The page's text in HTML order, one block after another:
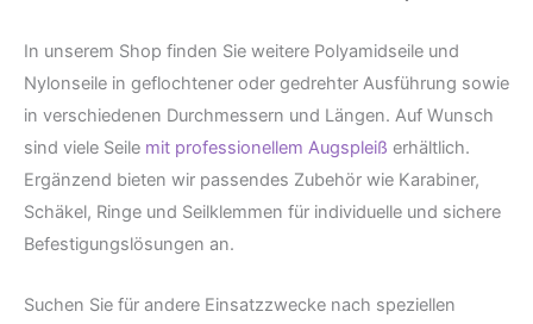
In unserem Shop finden Sie weitere Polyamidseile und
Nylonseile in geflochtener oder gedrehter Ausführung sowie
in verschiedenen Durchmessern und Längen. Auf Wunsch
sind viele Seile mit professionellem Augspleiß erhältlich.
Ergänzend bieten wir passendes Zubehör wie Karabiner,
Schäkel, Ringe und Seilklemmen für individuelle und sichere
Befestigungslösungen an.
Suchen Sie für andere Einsatzzwecke nach speziellen